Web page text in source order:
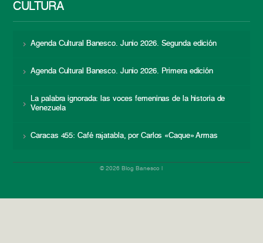
CULTURA
Agenda Cultural Banesco. Junio 2026. Segunda edición
Agenda Cultural Banesco. Junio 2026. Primera edición
La palabra ignorada: las voces femeninas de la historia de
Venezuela
Caracas 455: Café rajatabla, por Carlos «Caque» Armas
© 2026 Blog Banesco |